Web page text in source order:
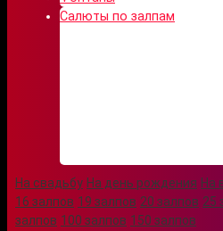
Салюты по залпам
На свадьбу На день рождения На
16 залпов 19 залпов 20 залпов 25
залпов 100 залпов 150 залпов